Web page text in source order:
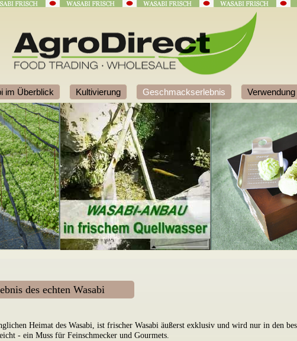
im Überblick Kultivierung Geschmackserlebnis Verwendung
des echten Wasabi
Heimat des Wasabi, ist frischer Wasabi äußerst exklusiv und wird nur in den
- ein Muss für Feinschmecker und Gourmets.